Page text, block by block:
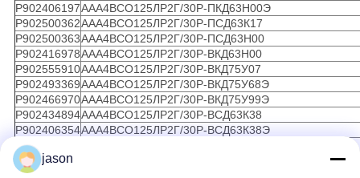
Р902406197ААА4ВСО125ЛР2Г/30Р-ПКД63Н00Э
Р902500362ААА4ВСО125ЛР2Г/30Р-ПСД63К17
Р902500363ААА4ВСО125ЛР2Г/30Р-ПСД63Н00
Р902416978ААА4ВСО125ЛР2Г/30Р-ВКД63Н00
Р902555910ААА4ВСО125ЛР2Г/30Р-ВКД75У07
Р902493369ААА4ВСО125ЛР2Г/30Р-ВКД75У68Э
Р902466970ААА4ВСО125ЛР2Г/30Р-ВКД75У99Э
Р902434894ААА4ВСО125ЛР2Г/30Р-ВСД63К38
Р902406354ААА4ВСО125ЛР2Г/30Р-ВСД63К38Э
Р902404440
Р902407783
Р902406683
jason